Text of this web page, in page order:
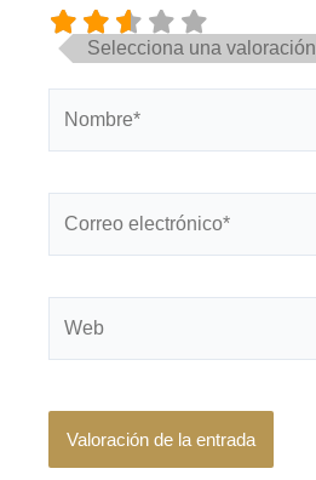
Selecciona una valoración
electrónico*